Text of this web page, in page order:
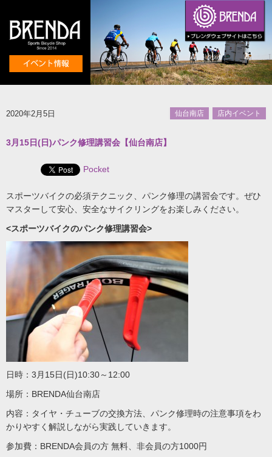
2020年2月5日 仙台南店 店内イベント
3月15日(日)パンク修理講習会【仙台南店】
Pocket
スポーツバイクの必須テクニック、パンク修理の講習会です。ぜひ
マスターして安心、安全なサイクリングをお楽しみください。
<スポーツバイクのパンク修理講習会>
日時：3月15日(日)10:30～12:00
場所：BRENDA仙台南店
内容：タイヤ・チューブの交換方法、パンク修理時の注意事項をわ
かりやすく解説しながら実践していきます。
参加費：BRENDA会員の方 無料、非会員の方1000円